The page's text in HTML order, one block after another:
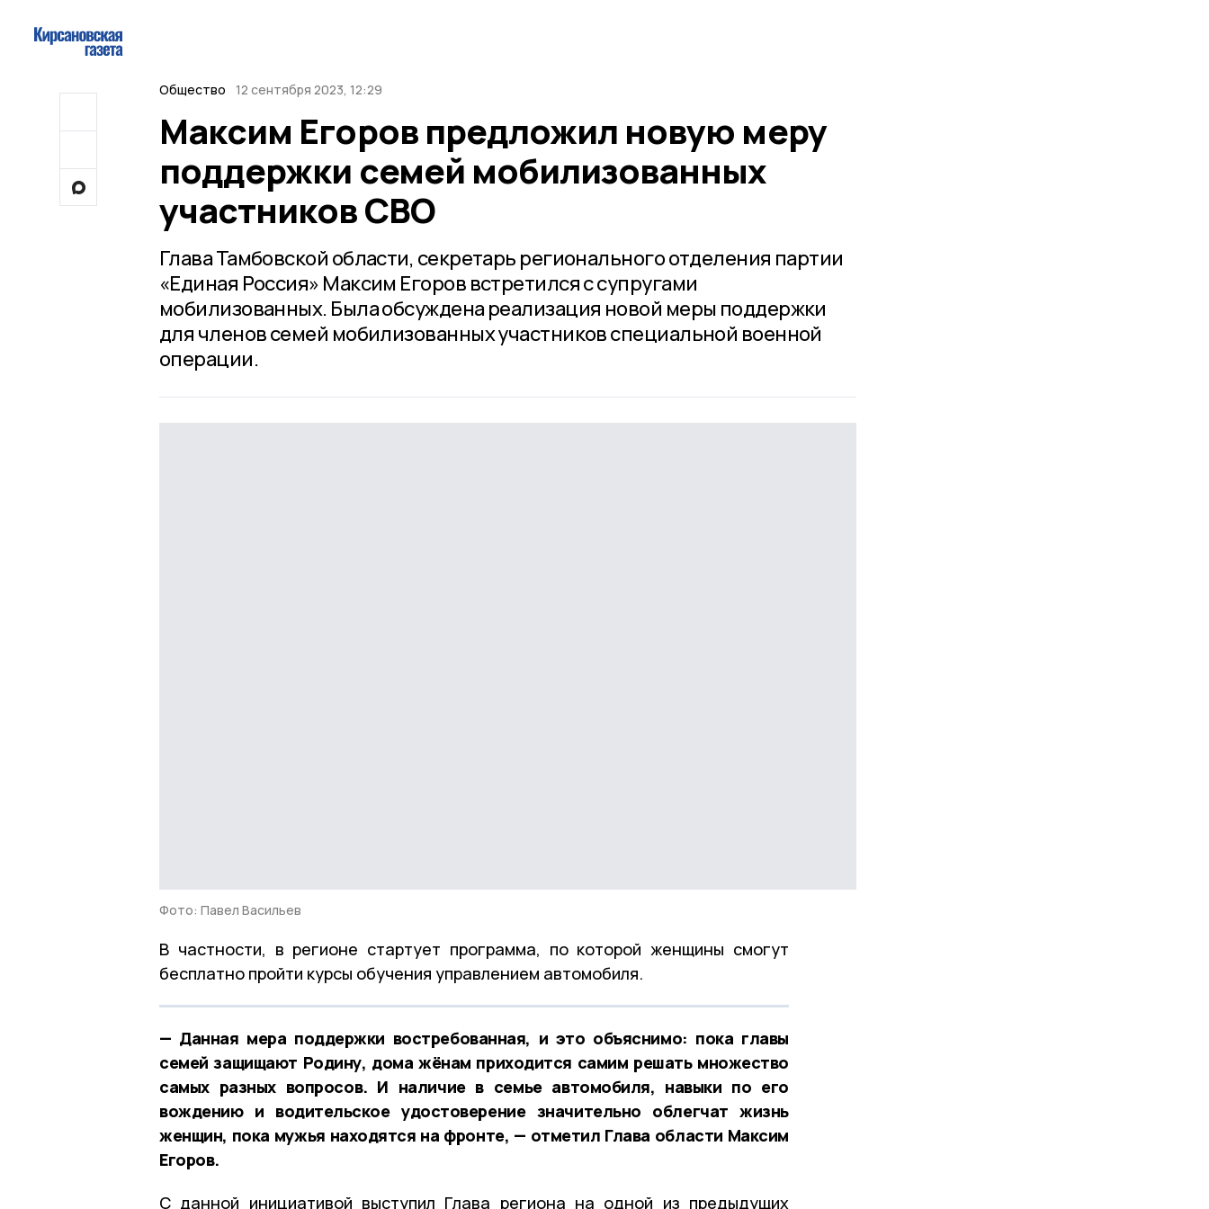
Общество 12 сентября 2023, 12:29
Максим Егоров предложил новую меру
поддержки семей мобилизованных
участников СВО
Глава Тамбовской области, секретарь регионального отделения партии
«Единая Россия» Максим Егоров встретился с супругами
мобилизованных. Была обсуждена реализация новой меры поддержки
для членов семей мобилизованных участников специальной военной
операции.
Фото: Павел Васильев
В частности, в регионе стартует программа, по которой женщины смогут
бесплатно пройти курсы обучения управлением автомобиля.
— Данная мера поддержки востребованная, и это объяснимо: пока главы
семей защищают Родину, дома жёнам приходится самим решать множество
самых разных вопросов. И наличие в семье автомобиля, навыки по его
вождению и водительское удостоверение значительно облегчат жизнь
женщин, пока мужья находятся на фронте, — отметил Глава области Максим
Егоров.
С данной инициативой выступил Глава региона на одной из предыдущих